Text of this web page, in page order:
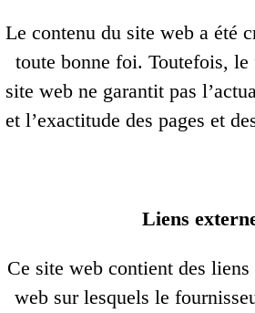
Le contenu du site web a été
toute bonne foi. Toutefois, le
site web ne garantit pas
et l’exactitude des pages et
Liens
Ce site web contient des liens
web sur lesquels le